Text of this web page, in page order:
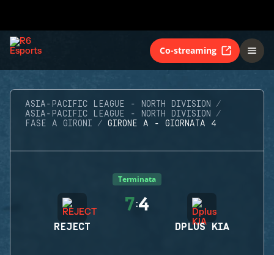
Co-streaming
ASIA-PACIFIC LEAGUE - NORTH DIVISION
ASIA-PACIFIC LEAGUE - NORTH DIVISION
FASE A GIRONI
GIRONE A - GIORNATA 4
Terminata
REJECT
7:4
DPLUS KIA